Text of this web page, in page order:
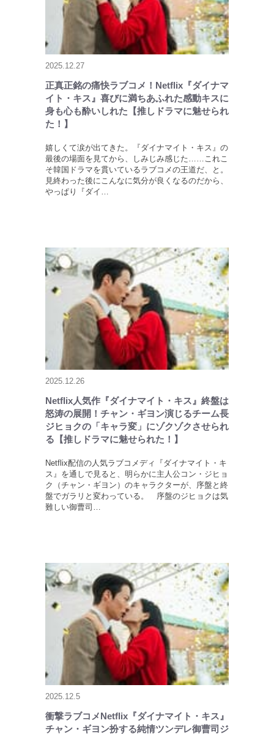
2025.12.27
正真正銘の痛快ラブコメ！Netflix『ダイナマ
イト・キス』喜びに満ちあふれた感動キスに
身も心も酔いしれた【推しドラマに魅せられ
た！】
嬉しくて涙が出てきた。『ダイナマイト・キス』の
最後の場面を見てから、しみじみ感じた……これこ
そ韓国ドラマを貫いているラブコメの王道だ、と。
見終わった後にこんなに気分が良くなるのだから、
やっぱり『ダイ…
2025.12.26
Netflix人気作『ダイナマイト・キス』終盤は
怒涛の展開！チャン・ギヨン演じるチーム長
ジヒョクの「キャラ変」にゾクゾクさせられ
る【推しドラマに魅せられた！】
Netflix配信の人気ラブコメディ『ダイナマイト・キ
ス』を通しで見ると、明らかに主人公コン・ジヒョ
ク（チャン・ギヨン）のキャラクターが、序盤と終
盤でガラリと変わっている。 序盤のジヒョクは気
難しい御曹司…
2025.12.5
衝撃ラブコメNetflix『ダイナマイト・キス』
チャン・ギヨン扮する純情ツンデレ御曹司ジ